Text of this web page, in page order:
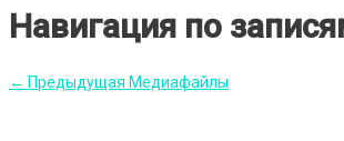
Навигация по
← Предыдущая Медиафайлы